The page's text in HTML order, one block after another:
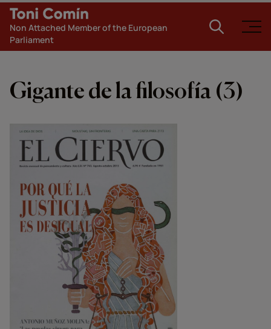
Non Attached Member of the European
Parliament
Gigante de la filosofía (3)